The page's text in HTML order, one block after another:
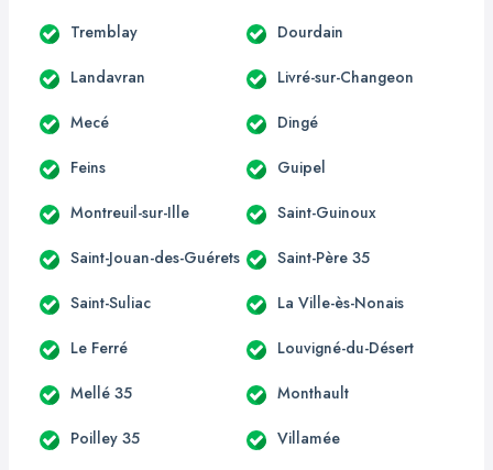
Tremblay Dourdain
Landavran Livré-sur-Changeon
Mecé Dingé
Feins Guipel
Montreuil-sur-Ille Saint-Guinoux
Saint-Jouan-des-Guérets Saint-Père 35
Saint-Suliac La Ville-ès-Nonais
Le Ferré Louvigné-du-Désert
Mellé 35 Monthault
Poilley 35 Villamée